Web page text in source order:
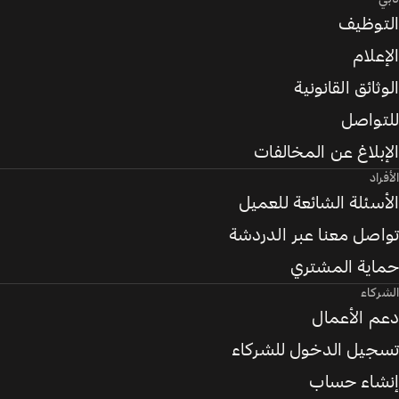
التوظيف
الإعلام
الوثائق القانونية
للتواصل
الإبلاغ عن المخالفات
الأفراد
الأسئلة الشائعة للعميل
تواصل معنا عبر الدردشة
حماية المشتري
الشركاء
دعم الأعمال
تسجيل الدخول للشركاء
إنشاء حساب